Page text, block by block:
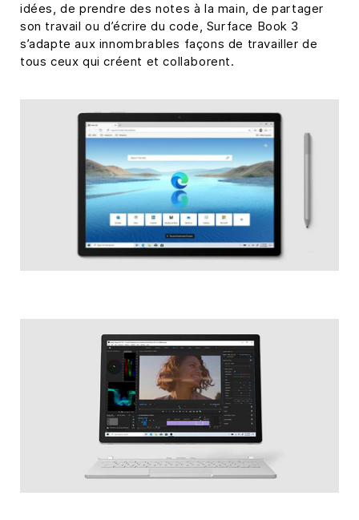
idées, de prendre des notes à la main, de partager
son travail ou d’écrire du code, Surface Book 3
s’adapte aux innombrables façons de travailler de
tous ceux qui créent et collaborent.